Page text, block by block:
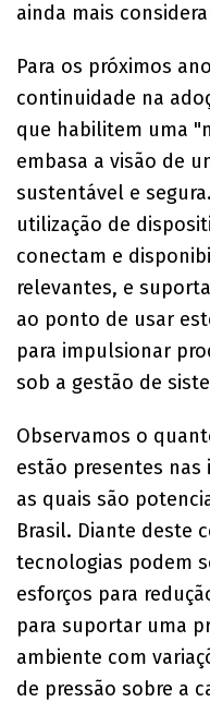
ainda mais
Para os próximos
continuidade na
que habilitem uma
embasa a visão de
sustentável e
utilização de
conectam e
relevantes, e
ao ponto de usar
para impulsionar
sob a gestão de
Observamos o
estão presentes
as quais são
Brasil. Diante deste
tecnologias podem
esforços para
para suportar uma
ambiente com
de pressão sobre a